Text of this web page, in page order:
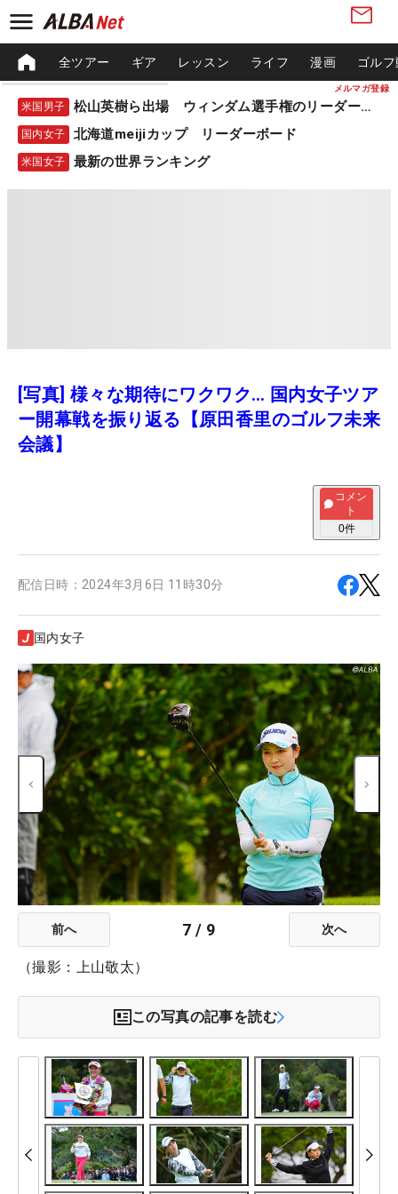
メルマガ登録
全ツアー ギア レッスン ライフ 漫画 ゴル
米国男子 松山英樹ら出場 ウィンダム選手権のリーダーボード
国内女子 北海道meijiカップ リーダーボード
米国女子 最新の世界ランキング
[写真] 様々な期待にワクワク… 国内女子ツア
ー開幕戦を振り返る【原田香里のゴルフ未来
会議】
コメン
ト
0件
配信日時： 2024年3月6日 11時30分
国内女子
前へ 7 / 9 次へ
（撮影：上山敬太）
この写真の記事を読む